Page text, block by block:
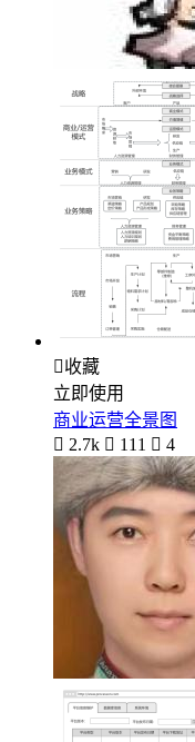
收藏
立即使用
商业运营全景图
 2.7k  111  4